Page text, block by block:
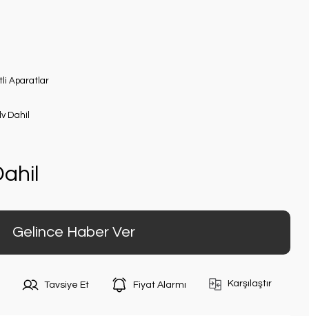
Aparatlar
Dahil
Gelince Haber Ver
Tavsiye Et Fiyat Alarmı Karşılaştır